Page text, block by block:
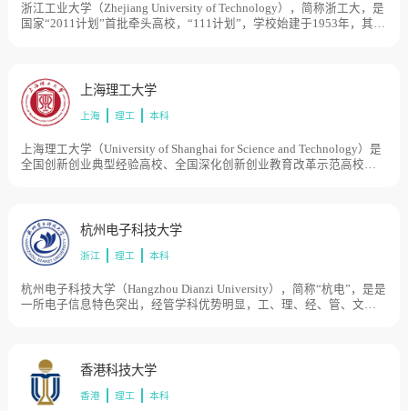
4000亩。
浙江工业大学（Zhejiang University of Technology），简称浙工大，是
国家“2011计划”首批牵头高校，“111计划”，学校始建于1953年，其前
杭州船舶工业学校和浙江建材工业学校陆续并入浙江工业大学。2009
年6月，浙江省人民政府和教育部签订共建协议，学校进入省部共建高
校行列。2013年5月，学校成为国家“2011计划”首批认定的14家协同创
上海理工大学
上海 理工 本科
上海理工大学（University of Shanghai for Science and Technology）是
全国创新创业典型经验高校、全国深化创新创业教育改革示范高校，
校，1996年两校合并组建上海理工大学。1998年学校由原国家机械工
业部转入上海市管理。目前学校总体占地面积1000亩。
杭州电子科技大学
浙江 理工 本科
杭州电子科技大学（Hangzhou Dianzi University），简称“杭电”，是是
一所电子信息特色突出，经管学科优势明显，工、理、经、管、文、
工业学校等时期，1980年经国务院批准改建为杭州电子工业学院，先
后隶属于机械工业部、电子工业部和信息产业部等中央部委，2003年
原杭州出版学校整体并入，2004年更名为杭州电子科技大学。目前学
香港科技大学
香港 理工 本科